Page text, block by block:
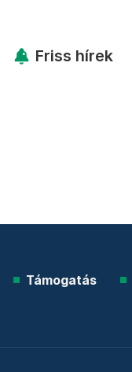
Friss hírek
Támogatás